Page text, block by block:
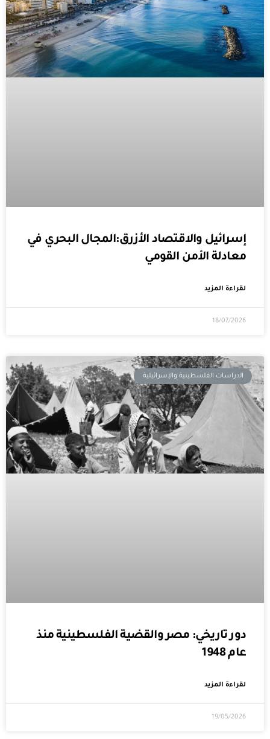
إسرائيل والاقتصاد الأزرق:المجال البحري في
معادلة الأمن القومي
لقراءة المزيد
18/07/2026
الدراسات الفلسطينية والإسرائيلية
دور تاريخي: مصر والقضية الفلسطينية منذ
عام 1948
لقراءة المزيد
19/05/2026